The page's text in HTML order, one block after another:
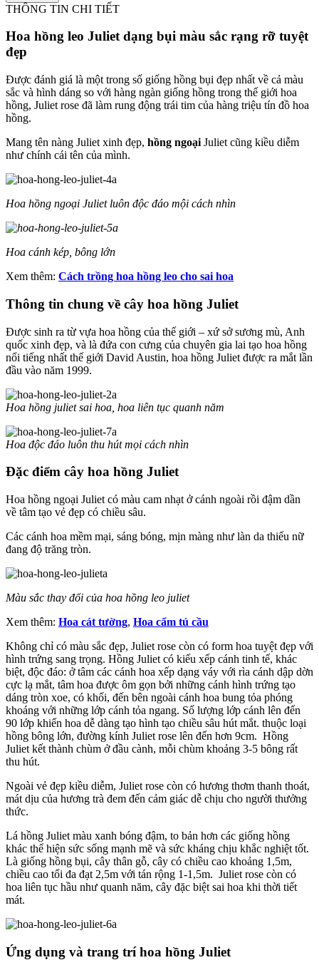
THÔNG TIN CHI TIẾT
Hoa hồng leo Juliet dạng bụi màu sắc rạng rỡ tuyệt
đẹp
Được đánh giá là một trong số giống hồng bụi đẹp nhất về cả màu
sắc và hình dáng so với hàng ngàn giống hồng trong thế giới hoa
hồng, Juliet rose đã làm rung động trái tim của hàng triệu tín đồ hoa
hồng.
Mang tên nàng Juliet xinh đẹp, hồng ngoại Juliet cũng kiều diễm
như chính cái tên của mình.
Hoa hồng ngoại Juliet luôn độc đáo mội cách nhìn
Hoa cánh kép, bông lớn
Xem thêm: Cách trồng hoa hồng leo cho sai hoa
Thông tin chung về cây hoa hồng Juliet
Được sinh ra từ vựa hoa hồng của thế giới – xứ sở sương mù, Anh
quốc xinh đẹp, và là đứa con cưng của chuyên gia lai tạo hoa hồng
nổi tiếng nhất thế giới David Austin, hoa hồng Juliet được ra mắt lần
đầu vào năm 1999.
Hoa hồng juliet sai hoa, hoa liên tục quanh năm
Hoa độc đáo luôn thu hút mọi cách nhìn
Đặc điểm cây hoa hồng Juliet
Hoa hồng ngoại Juliet có màu cam nhạt ở cánh ngoài rồi đậm dần
về tâm tạo vẻ đẹp có chiều sâu.
Các cánh hoa mềm mại, sáng bóng, mịn màng như làn da thiếu nữ
đang độ trăng tròn.
Màu sắc thay đổi của hoa hồng leo juliet
Xem thêm: Hoa cát tường, Hoa cẩm tú cầu
Không chỉ có màu sắc đẹp, Juliet rose còn có form hoa tuyệt đẹp với
hình trứng sang trọng. Hồng Juliet có kiếu xếp cánh tinh tế, khác
biệt, độc đáo: ở tâm các cánh hoa xếp dạng váy với rìa cánh dập dờn
cực lạ mắt, tâm hoa được ôm gọn bởi những cánh hình trứng tạo
dáng tròn xoe, có khối, đến bên ngoài cánh hoa bung tỏa phóng
khoáng với những lớp cánh tỏa ngang. Số lượng lớp cánh lên đến
90 lớp khiến hoa dễ dàng tạo hình tạo chiều sâu hút mắt. thuộc loại
hồng bông lớn, đường kính Juliet rose lên đến hơn 9cm. Hồng
Juliet kết thành chùm ở đầu cành, mỗi chùm khoảng 3-5 bông rất
thu hút.
Ngoài vẻ đẹp kiều diễm, Juliet rose còn có hương thơm thanh thoát,
mát dịu của hương trà đem đến cảm giác dễ chịu cho người thưởng
thức.
Lá hồng Juliet màu xanh bóng đậm, to bản hơn các giống hồng
khác thể hiện sức sống mạnh mẽ và sức kháng chịu khắc nghiệt tốt.
Là giống hồng bụi, cây thân gỗ, cây có chiều cao khoảng 1,5m,
chiều cao tối đa đạt 2,5m với tán rộng 1-1,5m. Juliet rose còn có
hoa liên tục hầu như quanh năm, cây đặc biệt sai hoa khi thời tiết
mát.
Ứng dụng và trang trí hoa hồng Juliet